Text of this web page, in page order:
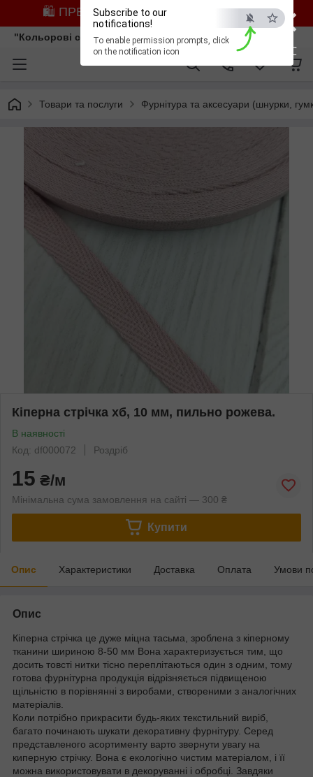
×
ESC
Subscribe to our
notifications!
To enable permission prompts, click
on the notification icon
🛍️ ПРЕДЗАМОВЛЕННЯ ЗІ ЗНИЖКОЮ
"Кольорові сни"
Товари та послуги Фурнітура та аксесуари (шнурки,
Кіперна стрічка хб, 10 мм, пильно рожева.
В наявності
Код: df000072
Роздріб
15 ₴/м
Мінімальна сума замовлення на сайті — 300 ₴
Купити
Опис Характеристики Доставка Оплата Умови
Опис
Кіперна стрічка це дуже міцна тасьма, зроблена з кіперному
тканини шириною 8-50 мм Вона характеризується тим, що
досить товсті нитки тісно переплітаються один з одним, тому
готова фурнітурна продукція відрізняється підвищеною
щільністю в порівнянні з виробами, створеними з аналогічних
матеріалів.
Коли потрібно прикрасити будь-яких текстильний виріб,
багато починають шукати декоративну фурнітуру. Серед
представленого асортименту варто звернути увагу на
киперную стрічку. Вона є екологічно чистим матеріалом, і її
можна використовувати в декоруванні і обробці. Завдяки